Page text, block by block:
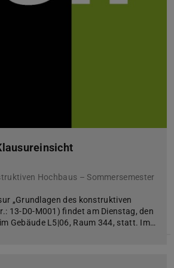
Hochbaus – Sommersemester
„Grundlagen des konstruktiven
13-D0-M001) findet am Dienstag, den
Gebäude L5|06, Raum 344, statt. Im…